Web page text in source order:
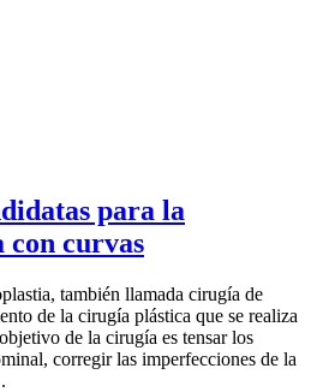
para la
con curvas
también llamada cirugía de
de la cirugía plástica que se realiza
de la cirugía es tensar los
corregir las imperfecciones de la